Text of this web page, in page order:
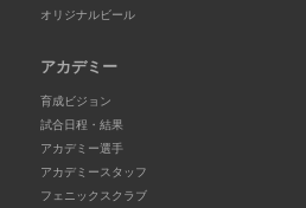
オリジナルビール
アカデミー
育成ビジョン
試合日程・結果
アカデミー選手
アカデミースタッフ
フェニックスクラブ